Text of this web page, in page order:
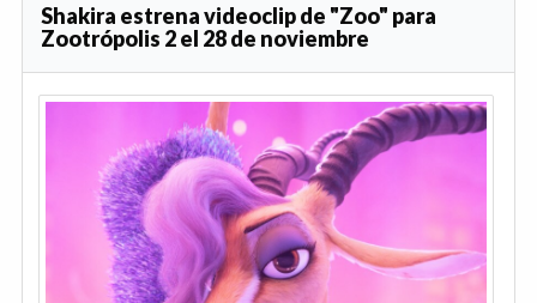
Shakira estrena videoclip de "Zoo" para
Zootrópolis 2 el 28 de noviembre